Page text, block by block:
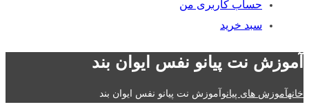
حساب کاربری من
سبد خرید
آموزش نت پیانو نفس ایوان بند
خانهآموزش های پیانوآموزش نت پیانو نفس ایوان بند